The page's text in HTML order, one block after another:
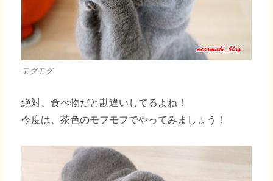
モグモグ
絶対、食べ物だと勘違いしてるよね！
今度は、茶色のモフモフでやってみましょう！